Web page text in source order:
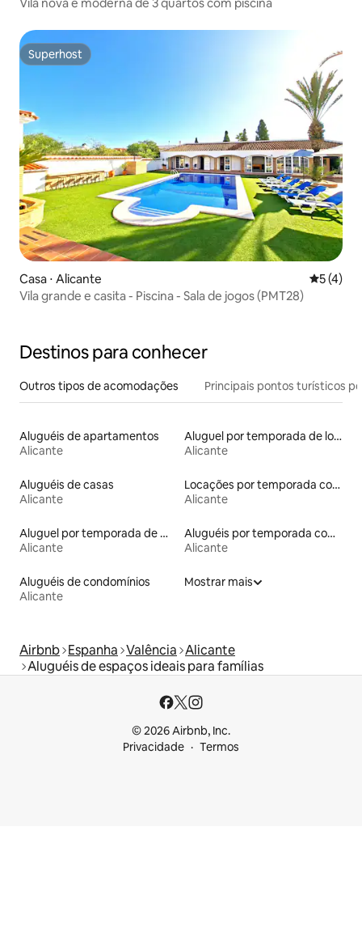
Superhost
Superhost
Casa ⋅ Alicante 5 de
5 (4)
Vila grande e casita - Piscina - Sala de jogos (PMT28)
Destinos para conhecer
Outros tipos de acomodações Principais pontos turísticos
Aluguéis de apartamentos
Alicante
Aluguel por temporada de lofts
Alicante
Aluguéis de casas
Alicante
Locações por temporada com piscina
Alicante
Aluguel por temporada de microcasas
Alicante
Aluguéis por temporada com caiaque
Alicante
Aluguéis de condomínios
Alicante
Mostrar mais
Airbnb Espanha Valência Alicante
Aluguéis de espaços ideais para famílias
© 2026 Airbnb, Inc.
Privacidade
Termos